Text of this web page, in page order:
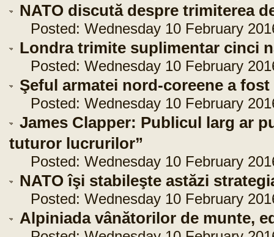
NATO discută despre trimiterea
Posted: Wednesday 10 February
Londra trimite suplimentar cinci
Posted: Wednesday 10 February
Şeful armatei nord-coreene a fost
Posted: Wednesday 10 February
James Clapper: Publicul larg ar
tuturor lucrurilor”
Posted: Wednesday 10 February
NATO îşi stabileşte astăzi
Posted: Wednesday 10 February
Alpiniada vânătorilor de munte,